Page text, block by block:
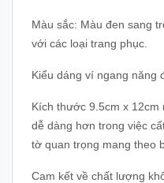
Màu sắc: Màu đen sang
với các loại trang phục.
Kiểu dáng ví ngang năng
Kích thước 9.5cm x 12cm
dễ dàng hơn trong việc
tờ quan trọng mang theo
Cam kết về chất lượng